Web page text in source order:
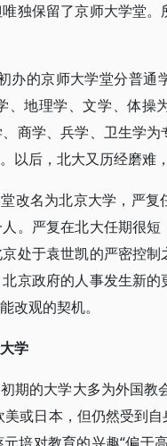
独保留了京师大学堂
办的京师大学堂分普通
地理学、文学、体操
商学、兵学、卫生学
后，北大又历经磨难
改名为北京大学，严
。严复在北大任期很
处于袁世凯的严密控
京政府的人事发生新
改观的契机。
学
期的大学大多为外国教
或日本，但仍然受到